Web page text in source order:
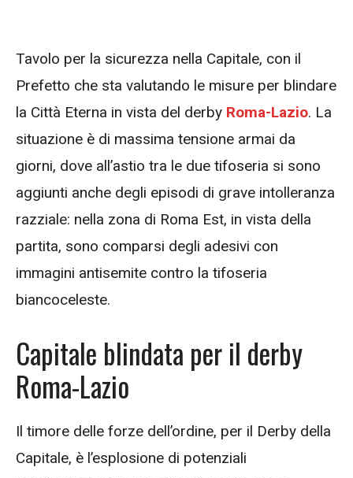
Tavolo per la sicurezza nella Capitale, con il
Prefetto che sta valutando le misure per blindare
la Città Eterna in vista del derby Roma-Lazio. La
situazione è di massima tensione armai da
giorni, dove all’astio tra le due tifoseria si sono
aggiunti anche degli episodi di grave intolleranza
razziale: nella zona di Roma Est, in vista della
partita, sono comparsi degli adesivi con
immagini antisemite contro la tifoseria
biancoceleste.
Capitale blindata per il derby
Roma-Lazio
Il timore delle forze dell’ordine, per il Derby della
Capitale, è l’esplosione di potenziali